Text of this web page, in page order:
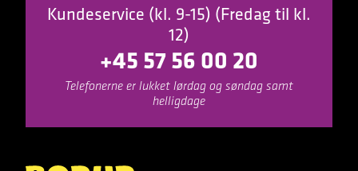
Kundeservice (kl. 9-15) (Fredag til kl.
12)
+45 57 56 00 20
Telefonerne er lukket lørdag og søndag samt
helligdage